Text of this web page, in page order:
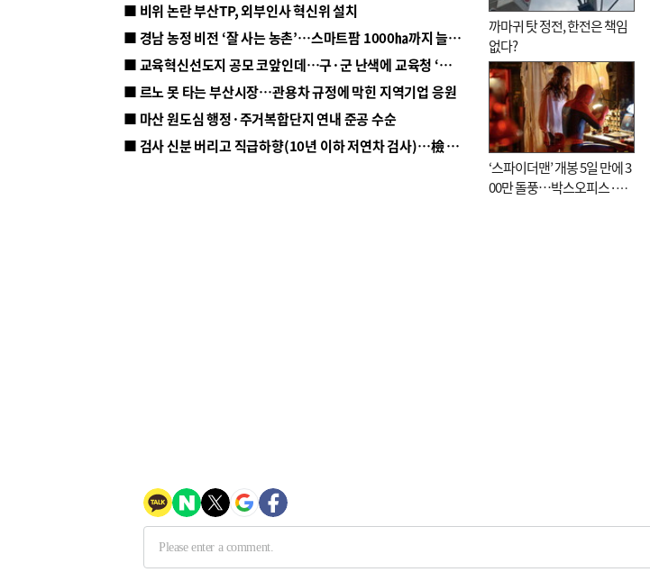
■ 비위 논란 부산TP, 외부인사 혁신위 설치
■ 경남 농정 비전 ‘잘 사는 농촌’…스마트팜 1000㏊까지 늘린다
■ 교육혁신선도지 공모 코앞인데…구·군 난색에 교육청 ‘쩔쩔’
■ 르노 못 타는 부산시장…관용차 규정에 막힌 지역기업 응원
■ 마산 원도심 행정·주거복합단지 연내 준공 수순
■ 검사 신분 버리고 직급하향(10년 이하 저연차 검사)…檢 중수청행 기피
까마귀 탓 정전, 한전은 책임
없다?
‘스파이더맨’ 개봉 5일 만에 3
00만 돌풍…박스오피스·예